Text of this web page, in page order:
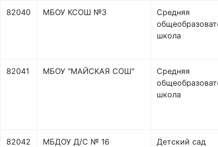
82040 МБОУ КСОШ №3
Средняя
школа
82041 МБОУ "МАЙСКАЯ СОШ"
Средняя
школа
82042
МБДОУ Д/С № 16
Детский сад